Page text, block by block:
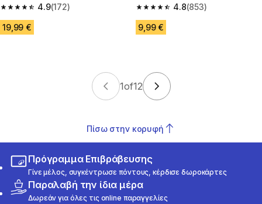
ετών, 100 - Μπλε
4.9
4.9 out of 5 stars from 172 reviews
(172)
19,99 €
Ηλικίες 2-6 ετών
4.8
4.8 out of 5 stars from 853
(853)
9,99 €
1of12
Πίσω στην κορυφή
Πρόγραμμα Επιβράβευσης
Γίνε μέλος, συγκέντρωσε πόντους, κέρδισε δωροκάρτες
Παραλαβή την ίδια μέρα
Δωρεάν για όλες τις online παραγγελίες